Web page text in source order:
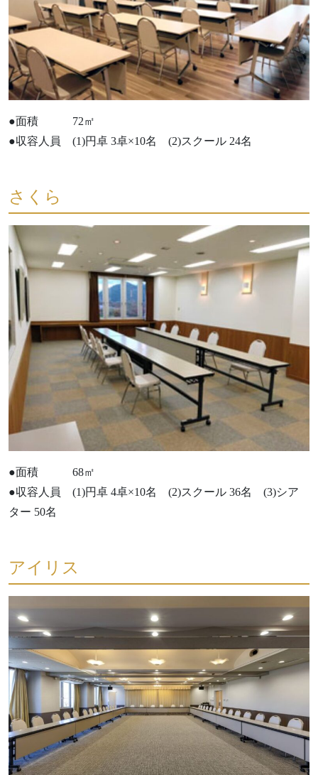
●面積 72㎡
●収容人員 (1)円卓 3卓×10名 (2)スクール 24名
さくら
●面積 68㎡
●収容人員 (1)円卓 4卓×10名 (2)スクール 36名 (3)シア
ター 50名
アイリス